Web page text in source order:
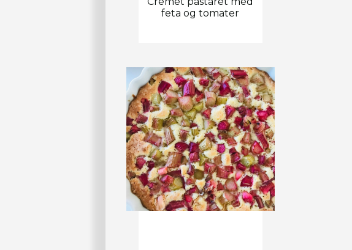
feta og tomater